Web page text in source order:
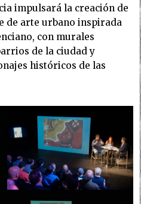
impulsará la creación de
de arte urbano inspirada
con murales
de la ciudad y
históricos de las